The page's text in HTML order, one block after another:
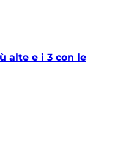
alte e i 3 con le